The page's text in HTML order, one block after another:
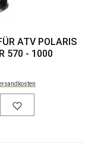
ATV POLARIS
570 - 1000